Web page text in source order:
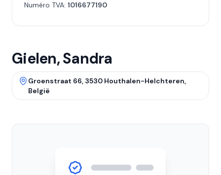
Numéro TVA: 1016677190
Gielen, Sandra
Groenstraat 66, 3530 Houthalen-Helchteren,
België